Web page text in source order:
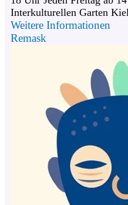
Interkulturellen Garten
Weitere Informationen
Remask